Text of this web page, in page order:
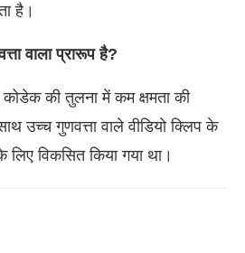
है।
वाला प्रारूप है?
कोडेक की तुलना में कम क्षमता की
उच्च गुणवत्ता वाले वीडियो क्लिप के
विकसित किया गया था।